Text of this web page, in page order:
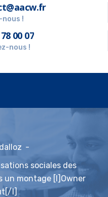
nous !
00 07
nous !
dalloz
sociales des
un montage [I]Owner
I]